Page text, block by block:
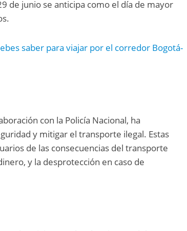
de junio se anticipa como el día de mayor
saber para viajar por el corredor Bogotá-
con la Policía Nacional, ha
y mitigar el transporte ilegal. Estas
de las consecuencias del transporte
y la desprotección en caso de